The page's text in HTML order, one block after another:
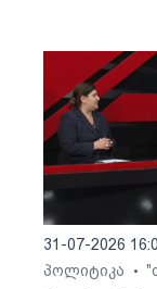
31-07-2026
პოლიტიკა
•